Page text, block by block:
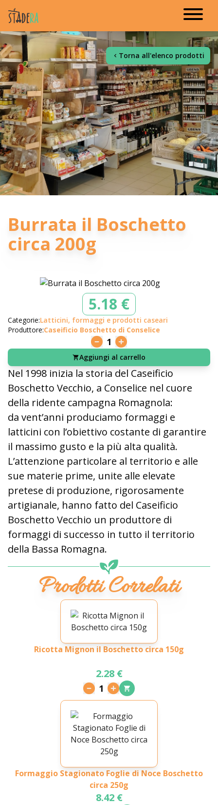
Torna all'elenco prodotti
Burrata il Boschetto
circa 200g
5.18 €
Categorie:Latticini, formaggi e prodotti caseari
Produttore:Caseificio Boschetto di Conselice
1
Aggiungi al carrello
Nel 1998 inizia la storia del Caseificio
Boschetto Vecchio, a Conselice nel cuore
della ridente campagna Romagnola:
da vent’anni produciamo formaggi e
latticini con l’obiettivo costante di garantire
il massimo gusto e la più alta qualità.
L’attenzione particolare al territorio e alle
sue materie prime, unite alle elevate
pretese di produzione, rigorosamente
artigianale, hanno fatto del Caseificio
Boschetto Vecchio un produttore di
formaggi di successo in tutto il territorio
della Bassa Romagna.
Prodotti Correlati
Ricotta Mignon il Boschetto circa 150g
2.28 €
1
Formaggio Stagionato Foglie di Noce Boschetto
circa 250g
8.42 €